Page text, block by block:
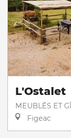
L'Ostalet
MEUBLÉS ET
Figeac